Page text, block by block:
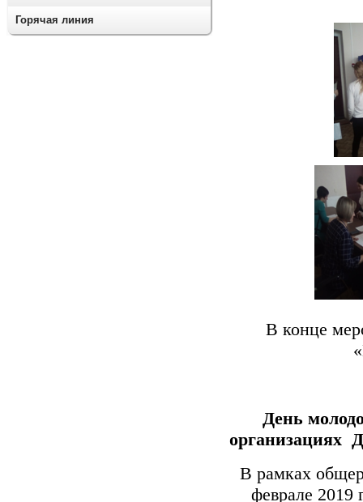
В конце
День
организациях
В рамках
феврале 2019
Горячая линия